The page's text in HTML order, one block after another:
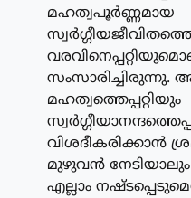
മഹത്വപൂര്‍ണ്ണമായ
സംസാരിച്ചിരുന്നു.
മഹത്വത്തെപ്പറ്റിയും
വിശദീകരിക്കാന്‍
മുഴുവന്‍
എല്ലാം